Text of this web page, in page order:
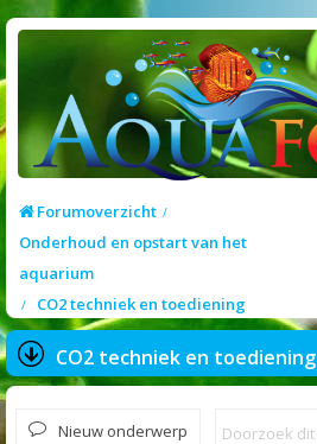
Forumoverzicht
Onderhoud en opstart van het
aquarium
CO2 techniek en toediening
CO2 techniek en toediening
Nieuw onderwerp